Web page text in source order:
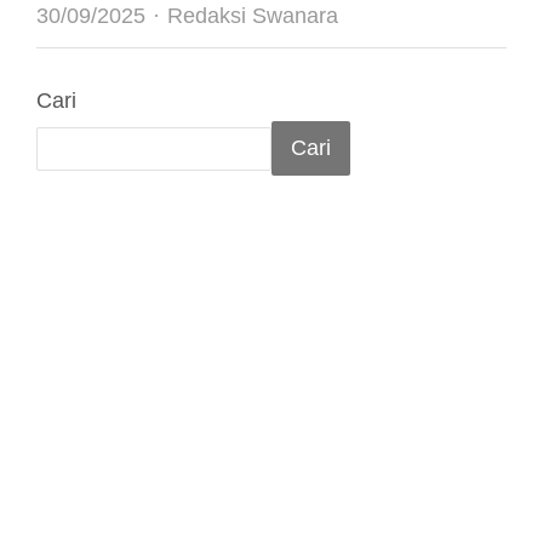
30/09/2025 Author
Redaksi Swanara
Cari
Cari